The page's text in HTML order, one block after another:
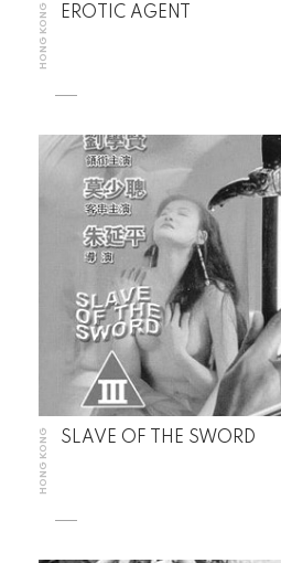
HONG KONG EROTIC AGENT
HONG KONG SLAVE OF THE SWORD